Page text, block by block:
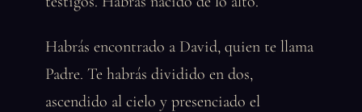
Habrás encontrado a David, quien te llama
Padre. Te habrás dividido en dos,
ascendido al cielo y presenciado el